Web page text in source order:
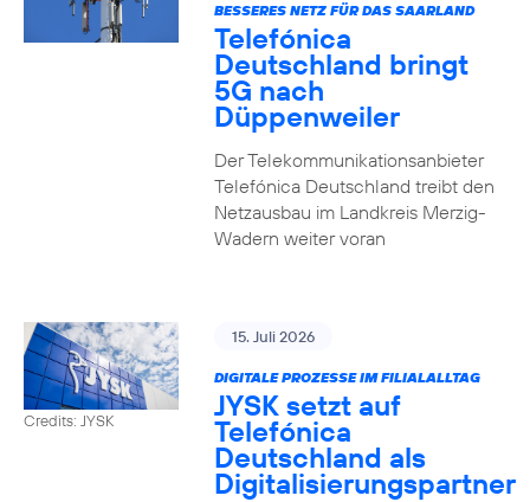
BESSERES NETZ FÜR DAS SAARLAND
Telefónica
Deutschland bringt
5G nach
Düppenweiler
Der Telekommunikationsanbieter
Telefónica Deutschland treibt den
Netzausbau im Landkreis Merzig-
Wadern weiter voran
Credits: JYSK
15. Juli 2026
DIGITALE PROZESSE IM FILIALALLTAG
JYSK setzt auf
Telefónica
Deutschland als
Digitalisierungspartner